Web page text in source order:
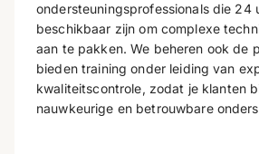
ondersteuningsprofessionals die 24
beschikbaar zijn om complexe
aan te pakken. We beheren ook de
bieden training onder leiding van
kwaliteitscontrole, zodat je klanten
nauwkeurige en betrouwbare